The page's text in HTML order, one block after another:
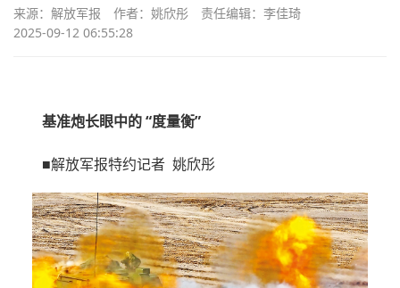
来源：解放军报 作者：姚欣彤
责任编辑：李佳琦
2025-09-12 06:55:28
基准炮长眼中的 “度量衡”
■解放军报特约记者 姚欣彤